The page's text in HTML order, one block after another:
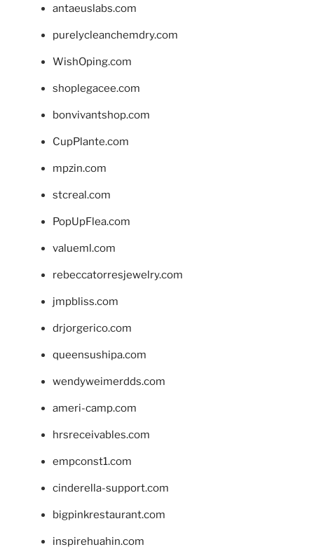
antaeuslabs.com
purelycleanchemdry.com
WishOping.com
shoplegacee.com
bonvivantshop.com
CupPlante.com
mpzin.com
stcreal.com
PopUpFlea.com
valueml.com
rebeccatorresjewelry.com
jmpbliss.com
drjorgerico.com
queensushipa.com
wendyweimerdds.com
ameri-camp.com
hrsreceivables.com
empconst1.com
cinderella-support.com
bigpinkrestaurant.com
inspirehuahin.com